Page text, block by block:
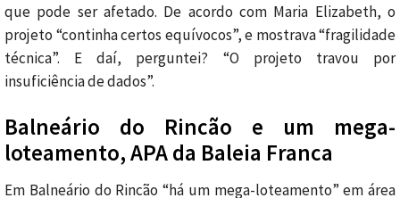
que pode ser afetado. De acordo com Maria Elizabeth, o
projeto “continha certos equívocos”, e mostrava “fragilidade
técnica”. E daí, perguntei? “O projeto travou por
insuficiência de dados”.
Balneário do Rincão e um mega-
loteamento, APA da Baleia Franca
Em Balneário do Rincão “há um mega-loteamento” em área